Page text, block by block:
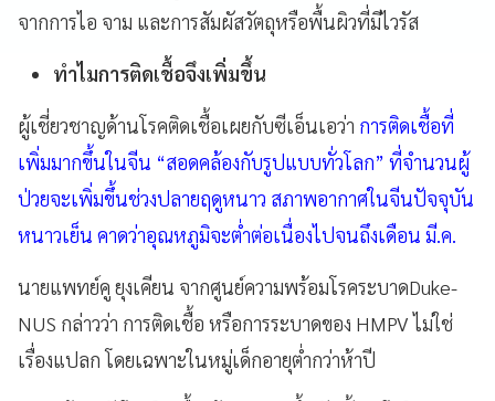
จากการไอ จาม และการสัมผัสวัตถุหรือพื้นผิวที่มีไวรัส
ทำไมการติดเชื้อจึงเพิ่มขึ้น
ผู้เชี่ยวชาญด้านโรคติดเชื้อเผยกับซีเอ็นเอว่า การติดเชื้อที่
เพิ่มมากขึ้นในจีน “สอดคล้องกับรูปแบบทั่วโลก” ที่จำนวนผู้
ป่วยจะเพิ่มขึ้นช่วงปลายฤดูหนาว สภาพอากาศในจีนปัจจุบัน
หนาวเย็น คาดว่าอุณหภูมิจะต่ำต่อเนื่องไปจนถึงเดือน มี.ค.
นายแพทย์คู ยุงเคียน จากศูนย์ความพร้อมโรคระบาดDuke-
NUS กล่าวว่า การติดเชื้อ หรือการระบาดของ HMPV ไม่ใช่
เรื่องแปลก โดยเฉพาะในหมู่เด็กอายุต่ำกว่าห้าปี